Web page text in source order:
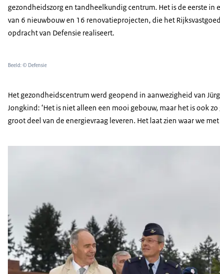
gezondheidszorg en tandheelkundig centrum. Het is de eerste in
van 6 nieuwbouw en 16 renovatieprojecten, die het
opdracht van Defensie realiseert.
Beeld: © Defensie
Het gezondheidscentrum werd geopend in aanwezigheid van
Jongkind: ‘Het is niet alleen een mooi gebouw, maar het is ook
groot deel van de energievraag leveren. Het laat zien waar we